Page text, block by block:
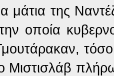
μάτια της
την οποία
Μιστισλάβ